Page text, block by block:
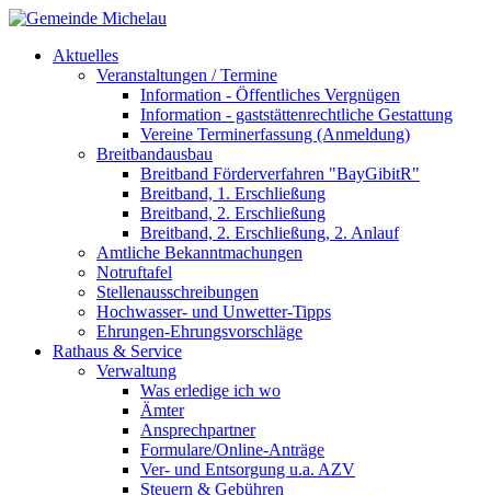
Aktuelles
Veranstaltungen / Termine
Information - Öffentliches Vergnügen
Information - gaststättenrechtliche Gestattung
Vereine Terminerfassung (Anmeldung)
Breitbandausbau
Breitband Förderverfahren "BayGibitR"
Breitband, 1. Erschließung
Breitband, 2. Erschließung
Breitband, 2. Erschließung, 2. Anlauf
Amtliche Bekanntmachungen
Notruftafel
Stellenausschreibungen
Hochwasser- und Unwetter-Tipps
Ehrungen-Ehrungsvorschläge
Rathaus & Service
Verwaltung
Was erledige ich wo
Ämter
Ansprechpartner
Formulare/Online-Anträge
Ver- und Entsorgung u.a. AZV
Steuern & Gebühren